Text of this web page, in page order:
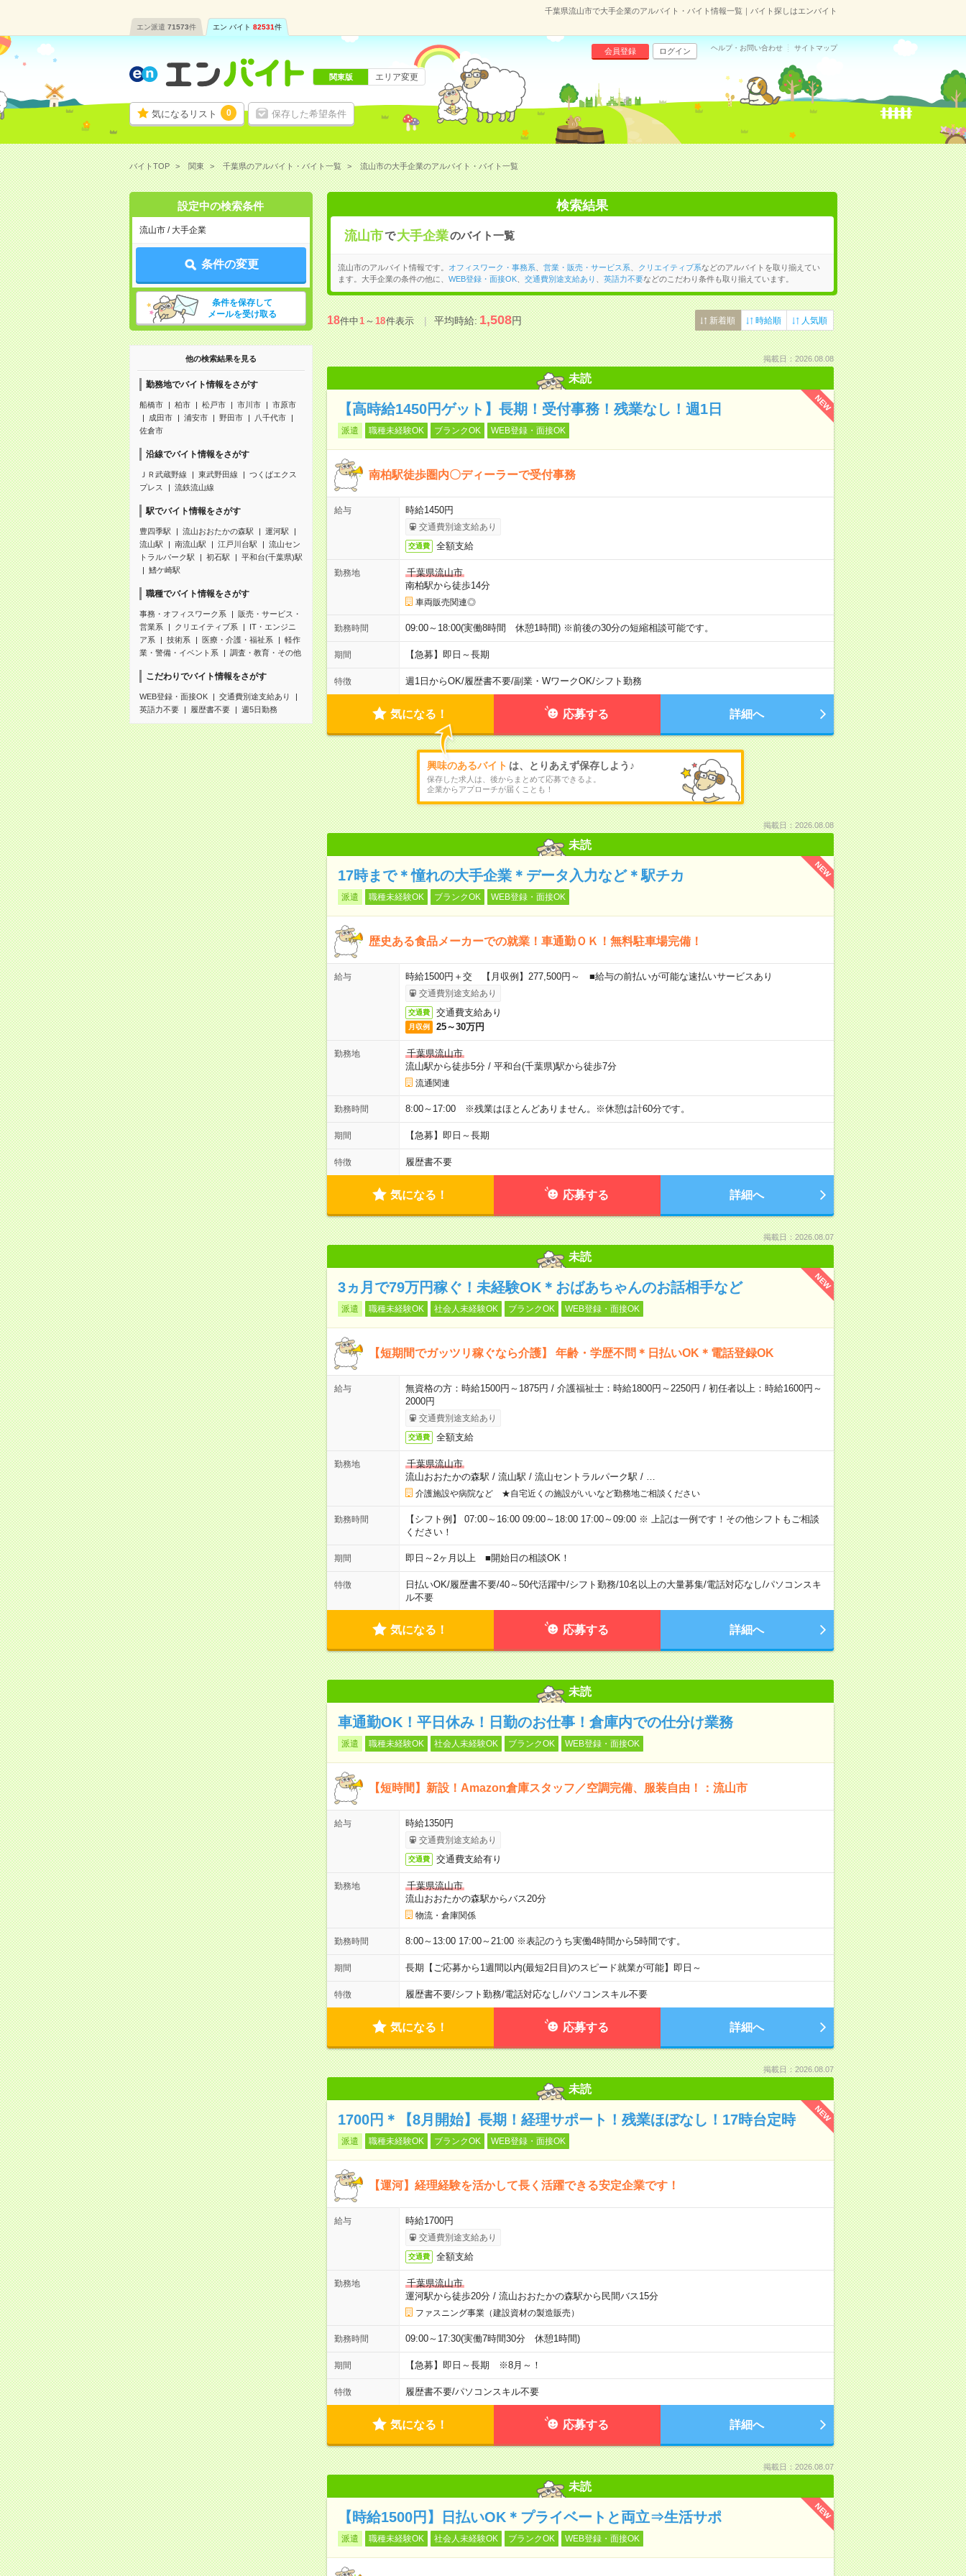
千葉県流山市で大手企業のアルバイト・バイト情報一覧｜バイト探しはエンバイト
エン派遣 71573件 エン バイト 82531件
気になるリスト 0 保存した希望条件
会員登録 ログイン ヘルプ・お問い合わせ サイトマップ
関東版 エリア変更
バイトTOP 関東 千葉県のアルバイト・バイト一覧 流山市の大手企業のアルバイト・バイト一覧
設定中の検索条件
流山市 / 大手企業
条件の変更
条件を保存して
メールを受け取る
他の検索結果を見る
勤務地でバイト情報をさがす
船橋市 柏市 松戸市 市川市
市原市
成田市
浦安市 野田市
八千代市
佐倉市
沿線でバイト情報をさがす
ＪＲ武蔵野線 東武野田線
つくばエクス
プレス
流鉄流山線
駅でバイト情報をさがす
豊四季駅 流山おおたかの森駅
運河駅
流山駅
南流山駅 江戸川台駅
流山セン
トラルパーク駅
初石駅
平和台(千葉県)駅
鰭ケ崎駅
職種でバイト情報をさがす
事務・オフィスワーク系
販売・サービス・
営業系
クリエイティブ系
IT・エンジニ
ア系
技術系 医療・介護・福祉系
軽作
業・警備・イベント系
調査・教育・その他
こだわりでバイト情報をさがす
WEB登録・面接OK
交通費別途支給あり
英語力不要
履歴書不要 週5日勤務
検索結果
流山市で 大手企業のバイト一覧
流山市のアルバイト情報です。 オフィスワーク・事務系 営業・販売・サービス系 クリエイティブ系などのアルバイトを取り揃えてい
ます。大手企業の条件の他に、 WEB登録・面接OK、 交通費別途支給あり 英語力不要などのこだわり条件も取り揃えています。
18件中1～18件表示 平均時給:1,508円 新着順 時給順 人気順
掲載日：2026.08.08
未読
NEW
【高時給1450円ゲット】長期！受付事務！残業なし！週1日
派遣 職種未経験OK ブランクOK WEB登録・面接OK
南柏駅徒歩圏内〇ディーラーで受付事務
給与 時給1450円
交通費別途支給あり
交通費 全額支給
勤務地
千葉県流山市
南柏駅から徒歩14分
車両販売関連◎
勤務時間 09:00～18:00(実働8時間 休憩1時間) ※前後の30分の短縮相談可能です。
期間 【急募】即日～長期
特徴 週1日からOK/履歴書不要/副業・WワークOK/シフト勤務
気になる！ 応募する 詳細へ
興味のあるバイト は、とりあえず保存しよう♪
保存した求人は、後からまとめて応募できるよ。
企業からアプローチが届くことも！
掲載日：2026.08.08
未読
NEW
17時まで＊憧れの大手企業＊データ入力など＊駅チカ
派遣 職種未経験OK ブランクOK WEB登録・面接OK
歴史ある食品メーカーでの就業！車通勤ＯＫ！無料駐車場完備！
給与 時給1500円＋交 【月収例】277,500円～ ■給与の前払いが可能な速払いサービスあり
交通費別途支給あり
交通費 交通費支給あり
月収例 25～30万円
勤務地
千葉県流山市
流山駅から徒歩5分/ 平和台(千葉県)駅から徒歩7分
流通関連
勤務時間 8:00～17:00 ※残業はほとんどありません。※休憩は計60分です。
期間 【急募】即日～長期
特徴 履歴書不要
気になる！ 応募する 詳細へ
掲載日：2026.08.07
未読
NEW
3ヵ月で79万円稼ぐ！未経験OK＊おばあちゃんのお話相手など
派遣 職種未経験OK 社会人未経験OK ブランクOK WEB登録・面接OK
【短期間でガッツリ稼ぐなら介護】 年齢・学歴不問＊日払いOK＊電話登録OK
給与
無資格の方：時給1500円～1875円 / 介護福祉士：時給1800円～2250円 / 初任者以上：時給1600円～
2000円
交通費別途支給あり
交通費 全額支給
勤務地
千葉県流山市
流山おおたかの森駅 / 流山駅 / 流山セントラルパーク駅 /
介護施設や病院など ★自宅近くの施設がいいなど勤務地ご相談ください
勤務時間
【シフト例】 07:00～16:00 09:00～18:00 17:00～09:00 ※ 上記は一例です！その他シフトもご相談
ください！
期間 即日～2ヶ月以上 ■開始日の相談OK！
特徴 日払いOK/履歴書不要/40～50代活躍中/シフト勤務/10名以上の大量募集/電話対応なし/パソコンスキ
ル不要
気になる！ 応募する 詳細へ
未読
車通勤OK！平日休み！日勤のお仕事！倉庫内での仕分け業務
派遣 職種未経験OK 社会人未経験OK ブランクOK WEB登録・面接OK
【短時間】新設！Amazon倉庫スタッフ／空調完備、服装自由！：流山市
給与 時給1350円
交通費別途支給あり
交通費 交通費支給有り
勤務地
千葉県流山市
流山おおたかの森駅からバス20分
物流・倉庫関係
勤務時間 8:00～13:00 17:00～21:00 ※表記のうち実働4時間から5時間です。
期間 長期【ご応募から1週間以内(最短2日目)のスピード就業が可能】即日～
特徴 履歴書不要/シフト勤務/電話対応なし/パソコンスキル不要
気になる！ 応募する 詳細へ
掲載日：2026.08.07
未読
NEW
1700円＊【8月開始】長期！経理サポート！残業ほぼなし！17時台定時
派遣 職種未経験OK ブランクOK WEB登録・面接OK
【運河】経理経験を活かして長く活躍できる安定企業です！
給与 時給1700円
交通費別途支給あり
交通費 全額支給
勤務地
千葉県流山市
運河駅から徒歩20分/ 流山おおたかの森駅から民間バス15分
ファスニング事業（建設資材の製造販売）
勤務時間 09:00～17:30(実働7時間30分 休憩1時間)
期間 【急募】即日～長期 ※8月～！
特徴 履歴書不要/パソコンスキル不要
気になる！ 応募する 詳細へ
掲載日：2026.08.07
未読
NEW
【時給1500円】日払いOK＊プライベートと両立⇒生活サポ
派遣 職種未経験OK 社会人未経験OK ブランクOK WEB登録・面接OK